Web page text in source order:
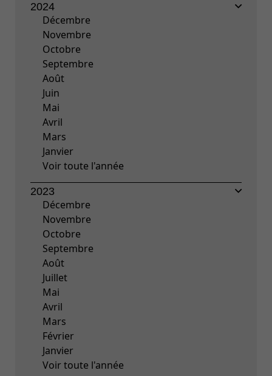
2024
Décembre
Novembre
Octobre
Septembre
Août
Juin
Mai
Avril
Mars
Janvier
Voir toute l'année
2023
Décembre
Novembre
Octobre
Septembre
Août
Juillet
Mai
Avril
Mars
Février
Janvier
Voir toute l'année